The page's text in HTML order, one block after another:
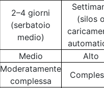
2–4 giorni
(serbatoio
medio)
(silos
Medio
Alto
Moderatamente
complessa